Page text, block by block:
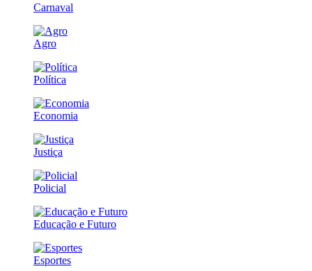
Carnaval
Agro
Política
Economia
Justiça
Policial
Educação e Futuro
Esportes